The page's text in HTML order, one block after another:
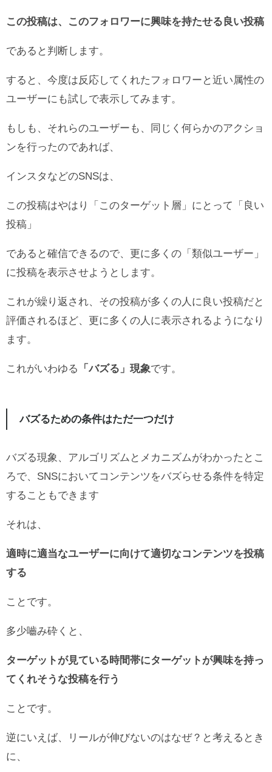
この投稿は、このフォロワーに興味を持たせる良い投稿
であると判断します。
すると、今度は反応してくれたフォロワーと近い属性の
ユーザーにも試しで表示してみます。
もしも、それらのユーザーも、同じく何らかのアクショ
ンを行ったのであれば、
インスタなどのSNSは、
この投稿はやはり「このターゲット層」にとって「良い
投稿」
であると確信できるので、更に多くの「類似ユーザー」
に投稿を表示させようとします。
これが繰り返され、その投稿が多くの人に良い投稿だと
評価されるほど、更に多くの人に表示されるようになり
ます。
これがいわゆる 「バズる」現象です。
バズるための条件はただ一つだけ
バズる現象、アルゴリズムとメカニズムがわかったとこ
ろで、SNSにおいてコンテンツをバズらせる条件を特定
することもできます
それは、
適時に適当なユーザーに向けて適切なコンテンツを投稿
する
ことです。
多少嚙み砕くと、
ターゲットが見ている時間帯にターゲットが興味を持っ
てくれそうな投稿を行う
ことです。
逆にいえば、リールが伸びないのはなぜ？と考えるとき
に、